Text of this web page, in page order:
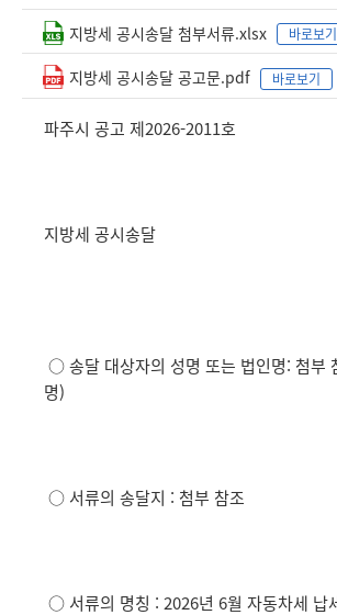
지방세 공시송달 첨부서류.xlsx 바로보기
지방세 공시송달 공고문.pdf 바로보기
파주시 공고 제2026-2011호
지방세 공시송달
○ 송달 대상자의 성명 또는 법인명: 첨부
명)
○ 서류의 송달지 : 첨부 참조
○ 서류의 명칭 : 2026년 6월 자동차세 납